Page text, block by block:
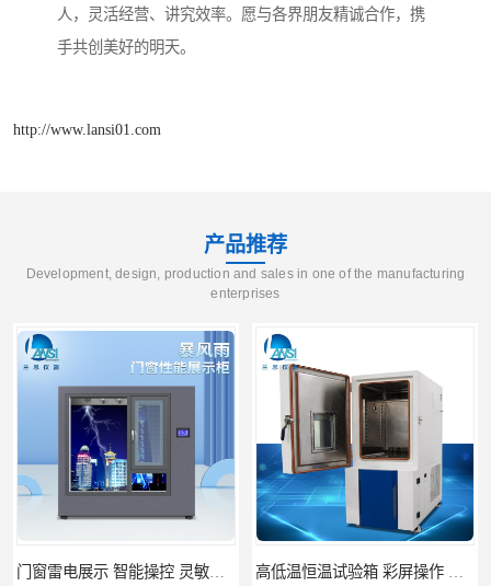
人，灵活经营、讲究效率。愿与各界朋友精诚合作，携
手共创美好的明天。
http://www.lansi01.com
产品推荐
Development, design, production and sales in one of the manufacturing
enterprises